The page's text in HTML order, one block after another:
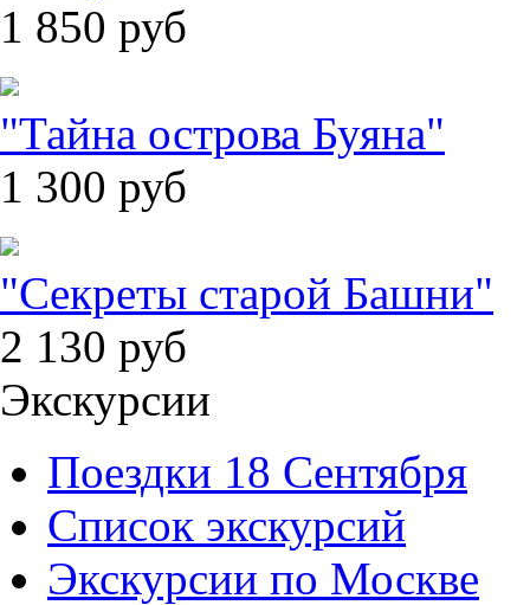
1 850 руб
"Тайна острова Буяна"
1 300 руб
"Секреты старой Башни"
2 130 руб
Экскурсии
Поездки 18 Сентября
Список экскурсий
Экскурсии по Москве